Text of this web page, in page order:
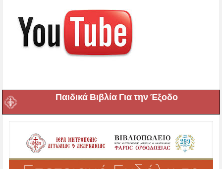
Παιδικά Βιβλία Για την Έξοδο